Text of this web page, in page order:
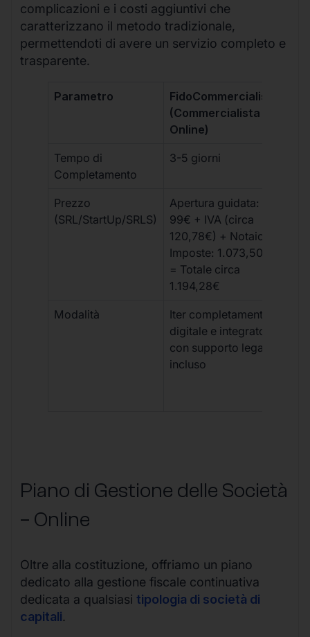
complicazioni e i costi aggiuntivi che
caratterizzano il metodo tradizionale,
permettendoti di avere un servizio completo e
trasparente.
Parametro
FidoCommercialista
(Commercialista
Online)
Tempo di
Completamento
3-5 giorni
Prezzo
(SRL/StartUp/SRLS)
Apertura guidata:
99€ + IVA (circa
120,78€) + Notaio e
Imposte: 1.073,50€
= Totale circa
1.194,28€
Modalità
Iter completamente
digitale e integrato,
con supporto legale
incluso
Piano di Gestione delle Società
– Online
Oltre alla costituzione, offriamo un piano
dedicato alla gestione fiscale continuativa
dedicata a qualsiasi tipologia di società di
capitali.